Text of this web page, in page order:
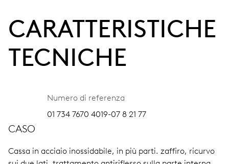
CARATTERISTICHE
TECNICHE
Numero di referenza
01 734 7670 4019-07 8 21 77
CASO
Cassa in acciaio inossidabile, in più parti. zaffiro, ricurvo